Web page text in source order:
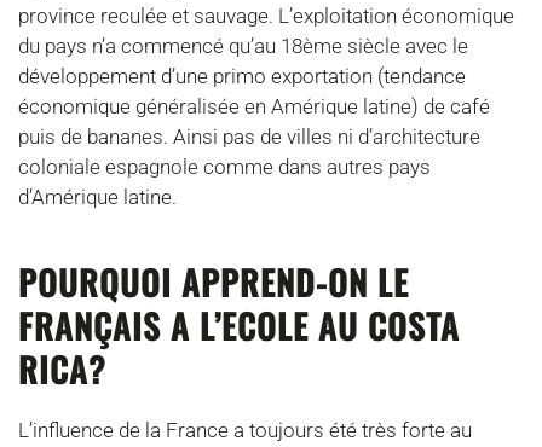
province reculée et sauvage. L’exploitation économique
du pays n’a commencé qu’au 18ème siècle avec le
développement d’une primo exportation (tendance
économique généralisée en Amérique latine) de café
puis de bananes. Ainsi pas de villes ni d’architecture
coloniale espagnole comme dans autres pays
d’Amérique latine.
POURQUOI APPREND-ON LE
FRANÇAIS A L’ECOLE AU COSTA
RICA?
L’influence de la France a toujours été très forte au